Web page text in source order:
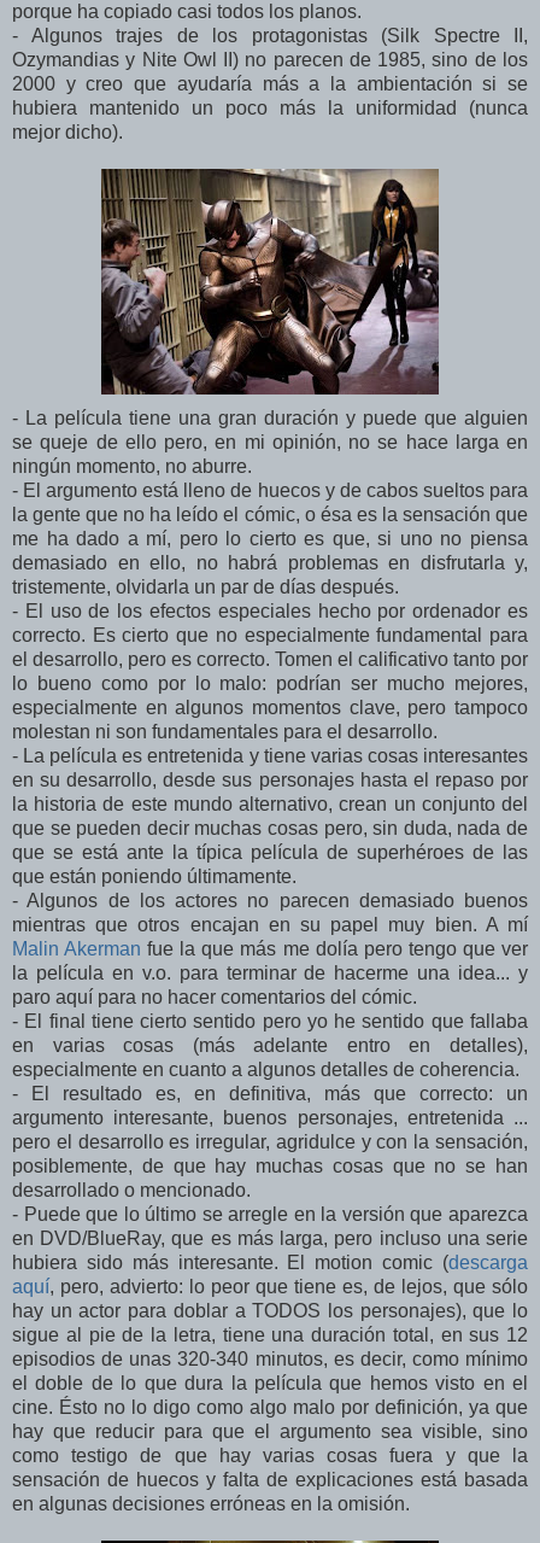
porque ha copiado casi todos los planos.
- Algunos trajes de los protagonistas (Silk Spectre II,
Ozymandias y Nite Owl II) no parecen de 1985, sino de los
2000 y creo que ayudaría más a la ambientación si se
hubiera mantenido un poco más la uniformidad (nunca
mejor dicho).
- La película tiene una gran duración y puede que alguien
se queje de ello pero, en mi opinión, no se hace larga en
ningún momento, no aburre.
- El argumento está lleno de huecos y de cabos sueltos para
la gente que no ha leído el cómic, o ésa es la sensación que
me ha dado a mí, pero lo cierto es que, si uno no piensa
demasiado en ello, no habrá problemas en disfrutarla y,
tristemente, olvidarla un par de días después.
- El uso de los efectos especiales hecho por ordenador es
correcto. Es cierto que no especialmente fundamental para
el desarrollo, pero es correcto. Tomen el calificativo tanto por
lo bueno como por lo malo: podrían ser mucho mejores,
especialmente en algunos momentos clave, pero tampoco
molestan ni son fundamentales para el desarrollo.
- La película es entretenida y tiene varias cosas interesantes
en su desarrollo, desde sus personajes hasta el repaso por
la historia de este mundo alternativo, crean un conjunto del
que se pueden decir muchas cosas pero, sin duda, nada de
que se está ante la típica película de superhéroes de las
que están poniendo últimamente.
- Algunos de los actores no parecen demasiado buenos
mientras que otros encajan en su papel muy bien. A mí
Malin Akerman fue la que más me dolía pero tengo que ver
la película en v.o. para terminar de hacerme una idea... y
paro aquí para no hacer comentarios del cómic.
- El final tiene cierto sentido pero yo he sentido que fallaba
en varias cosas (más adelante entro en detalles),
especialmente en cuanto a algunos detalles de coherencia.
- El resultado es, en definitiva, más que correcto: un
argumento interesante, buenos personajes, entretenida ...
pero el desarrollo es irregular, agridulce y con la sensación,
posiblemente, de que hay muchas cosas que no se han
desarrollado o mencionado.
- Puede que lo último se arregle en la versión que aparezca
en DVD/BlueRay, que es más larga, pero incluso una serie
hubiera sido más interesante. El motion comic (descarga
aquí, pero, advierto: lo peor que tiene es, de lejos, que sólo
hay un actor para doblar a TODOS los personajes), que lo
sigue al pie de la letra, tiene una duración total, en sus 12
episodios de unas 320-340 minutos, es decir, como mínimo
el doble de lo que dura la película que hemos visto en el
cine. Ésto no lo digo como algo malo por definición, ya que
hay que reducir para que el argumento sea visible, sino
como testigo de que hay varias cosas fuera y que la
sensación de huecos y falta de explicaciones está basada
en algunas decisiones erróneas en la omisión.